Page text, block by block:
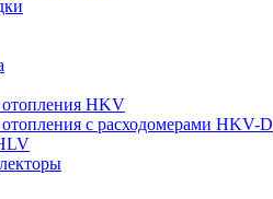
отопления HKV
с расходомерами HKV-D